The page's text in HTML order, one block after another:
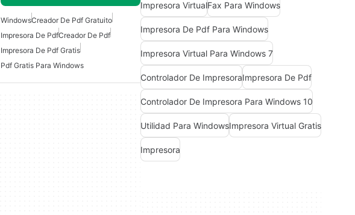
WindowsCreador De Pdf Gratuito
Impresora De PdfCreador De Pdf
Impresora De Pdf Gratis
Pdf Gratis Para Windows
Impresora VirtualFax Para Windows
Impresora De Pdf Para Windows
Impresora Virtual Para Windows 7
Controlador De ImpresoraImpresora De Pdf
Controlador De Impresora Para Windows 10
Utilidad Para WindowsImpresora Virtual Gratis
Impresora